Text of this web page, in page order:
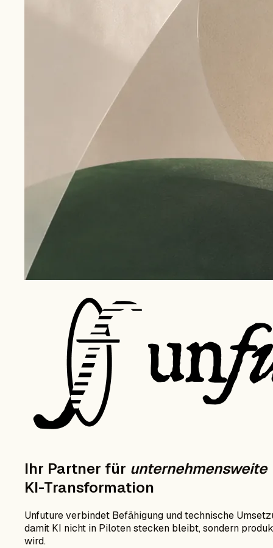
Ihr Partner für unternehmensweite
KI-Transformation
Unfuture verbindet Befähigung und technische
damit KI nicht in Piloten stecken bleibt, sondern
wird.